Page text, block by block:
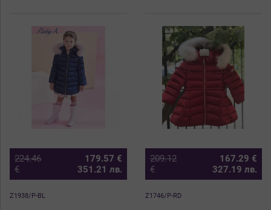
224.46
€
179.57 €
351.21 лв.
Z1938/P-BL
209.12
€
167.29 €
327.19 лв.
Z1746/P-RD